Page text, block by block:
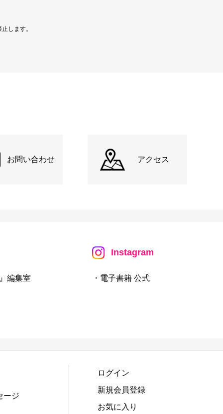
します。
お問い合わせ アクセス
編集室
Instagram
・電子書籍 公式
ージ
ログイン
新規会員登録
お気に入り